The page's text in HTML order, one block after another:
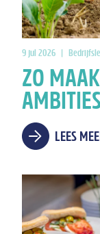
9 jul 2026 |
ZO
LEES